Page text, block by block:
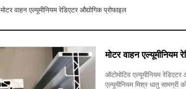
मोटर वाहन एल्यूमीनियम रेडिएटर औद्योगिक प्रोफाइल
मोटर वाहन एल्यूमीनियम
ऑटोमोटिव एल्यूमीनियम रेडिएटर
एल्यूमीनियम मिश्र धातु